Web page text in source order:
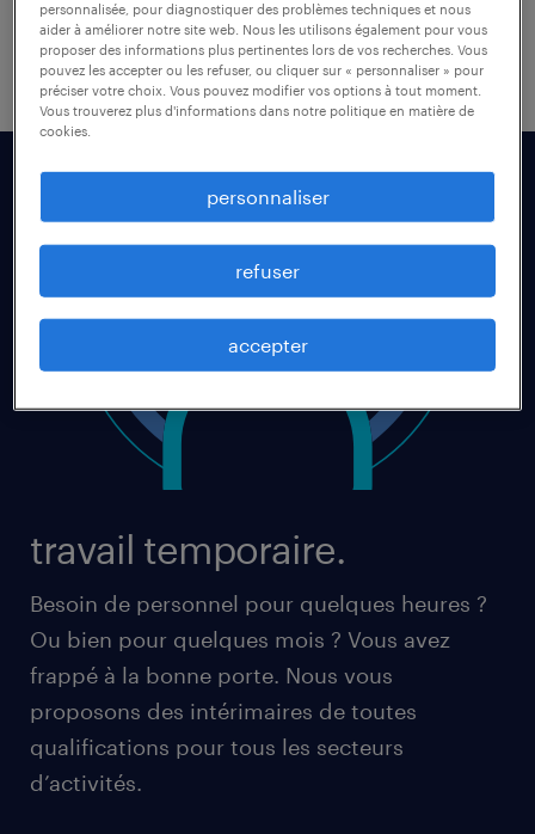
la gestion de projets
travail temporaire.
Besoin de personnel pour quelques heures ?
Ou bien pour quelques mois ? Vous avez
frappé à la bonne porte. Nous vous
proposons des intérimaires de toutes
qualifications pour tous les secteurs
d’activités.
personnalisée, pour diagnostiquer des problèmes techniques et nous
aider à améliorer notre site web. Nous les utilisons également pour vous
proposer des informations plus pertinentes lors de vos recherches. Vous
pouvez les accepter ou les refuser, ou cliquer sur « personnaliser » pour
préciser votre choix. Vous pouvez modifier vos options à tout moment.
Vous trouverez plus d'informations dans notre politique en matière de
cookies.
personnaliser
refuser
accepter